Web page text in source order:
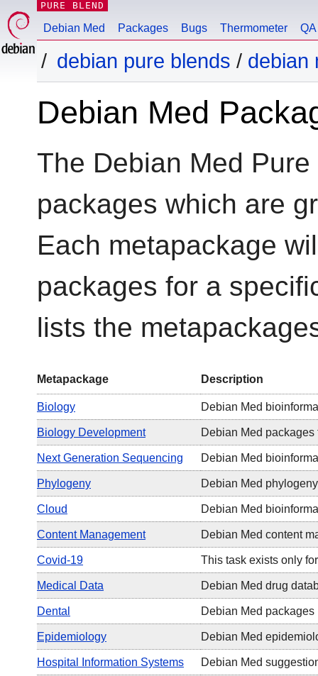
PURE BLEND
Debian Med Packages Bugs Thermometer
debian pure blends / debian
Debian Med
The Debian Med
packages which are
Each metapackage
packages for a
lists the
Metapackage Description
Biology Debian Med
Biology Development Debian Med
Next Generation Sequencing Debian Med
Phylogeny Debian Med
Cloud Debian Med
Content Management Debian Med content
Covid-19 This task exists only
Medical Data Debian Med drug
Dental Debian Med
Epidemiology Debian Med
Hospital Information Systems Debian Med